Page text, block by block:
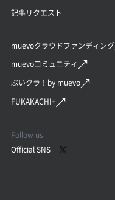
記事リクエスト
muevoクラウドファンディング
muevoコミュニティ
ぶいクラ！by muevo
FUKAKACHI+
Follow us
Official SNS